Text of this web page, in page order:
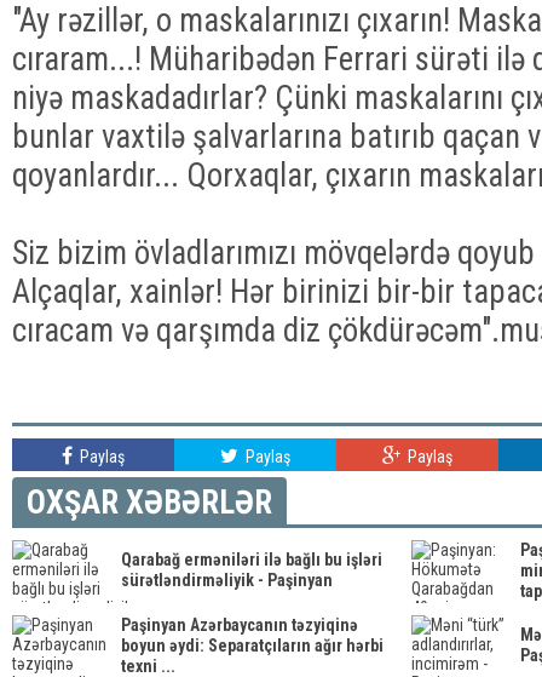
"Ay rəzillər, o maskalarınızı çıxarın!
cıraram...! Müharibədən Ferrari sürəti ilə
niyə maskadadırlar? Çünki maskalarını
bunlar vaxtilə şalvarlarına batırıb qaçan
qoyanlardır... Qorxaqlar, çıxarın
Siz bizim övladlarımızı mövqelərdə qoyub
Alçaqlar, xainlər! Hər birinizi bir-bir
cıracam və qarşımda diz
Paylaş Paylaş Paylaş
OXŞAR XƏBƏRLƏR
Qarabağ erməniləri ilə bağlı bu işləri
sürətləndirməliyik - Paşinyan
Paşinyan Azərbaycanın təzyiqinə
boyun əydi: Separatçıların ağır hərbi
texni ...